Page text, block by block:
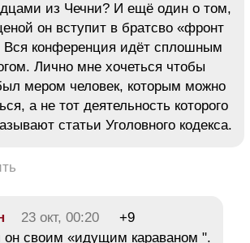
из Чечни? И ещё один о том,
он вступит в братсво «фронт
Вся конференция идёт сплошным
Лично мне хочеться чтобы
мером человек, которым можно
а не тот деятельность которого
статьи Уголовного кодекса.
23 окт, 00:20
+9
он своим «идущим караваном ".